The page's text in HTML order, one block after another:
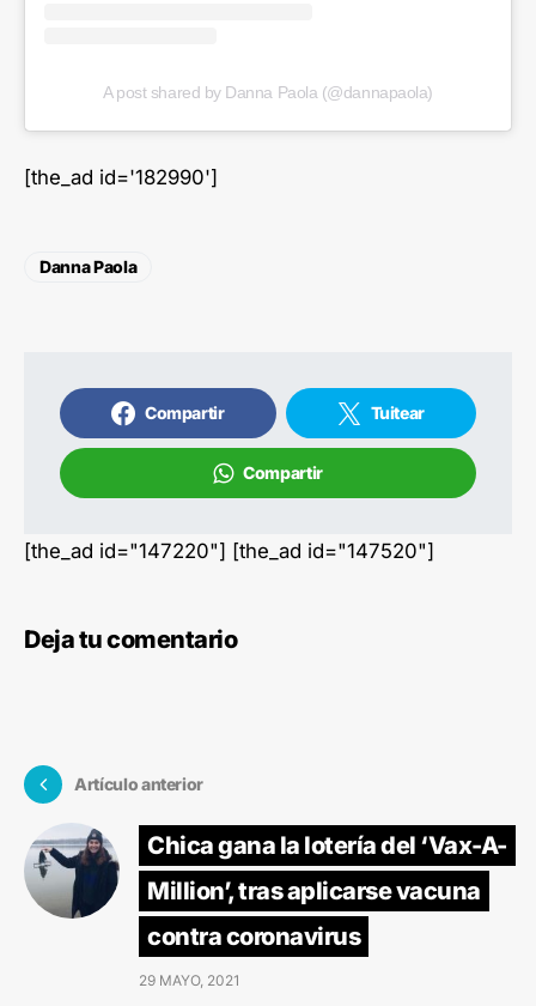
A post shared by Danna Paola (@dannapaola)
[the_ad id='182990']
Danna Paola
Compartir Tuitear
Compartir
[the_ad id="147220"] [the_ad id="147520"]
Deja tu comentario
Artículo anterior
Chica gana la lotería del ‘Vax-A-
Million’, tras aplicarse vacuna
contra coronavirus
29 MAYO, 2021